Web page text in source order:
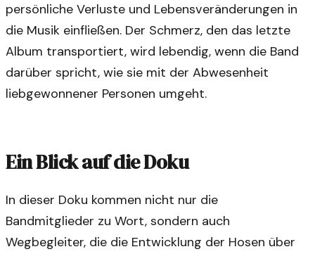
persönliche Verluste und Lebensveränderungen in
die Musik einfließen. Der Schmerz, den das letzte
Album transportiert, wird lebendig, wenn die Band
darüber spricht, wie sie mit der Abwesenheit
liebgewonnener Personen umgeht.
Ein Blick auf die Doku
In dieser Doku kommen nicht nur die
Bandmitglieder zu Wort, sondern auch
Wegbegleiter, die die Entwicklung der Hosen über